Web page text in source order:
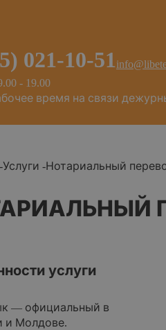
021-10-51
- 19.00
время на связи
-Услуги -Нотариальный
услуги
— официальный в
и Молдове.